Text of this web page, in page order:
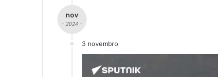
nov
- 2024 -
3 novembro